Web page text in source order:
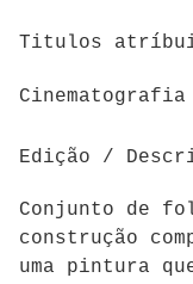
Titulos
Edição /
Conjunto de
construção
uma pintura